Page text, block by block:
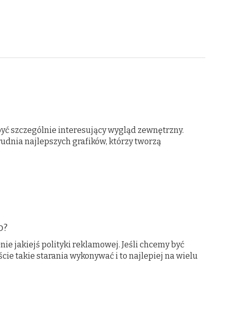
szczególnie interesujący wygląd zewnętrzny.
najlepszych grafików, którzy tworzą
jakiejś polityki reklamowej. Jeśli chcemy być
takie starania wykonywać i to najlepiej na wielu